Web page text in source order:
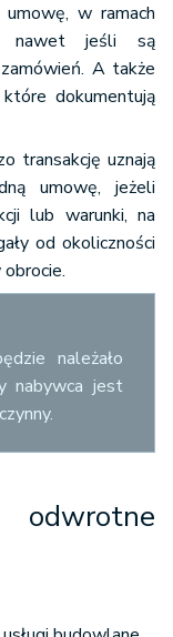
w ramach
nawet jeśli są
A także
dokumentują
transakcję uznają
umowę, jeżeli
lub warunki, na
od okoliczności
należało
nabywca jest
odwrotne